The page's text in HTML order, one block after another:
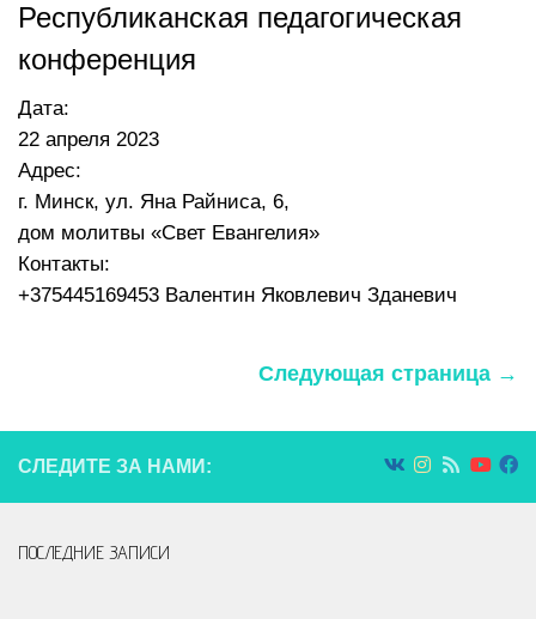
Республиканская педагогическая
конференция
Дата:
22 апреля 2023
Адрес:
г. Минск, ул. Яна Райниса, 6,
дом молитвы «Свет Евангелия»
Контакты:
+375445169453 Валентин Яковлевич Зданевич
Следующая страница →
СЛЕДИТЕ ЗА НАМИ:
ПОСЛЕДНИЕ ЗАПИСИ